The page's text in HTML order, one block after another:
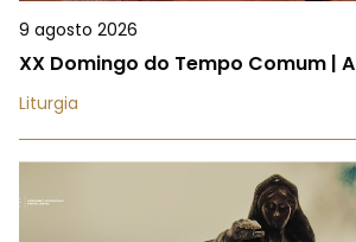
9 agosto 2026
XX Domingo do Tempo Comum | A
Liturgia